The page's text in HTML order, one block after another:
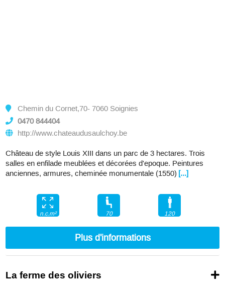
Chemin du Cornet,70- 7060 Soignies
0470 844404
http://www.chateaudusaulchoy.be
Château de style Louis XIII dans un parc de 3 hectares. Trois
salles en enfilade meublées et décorées d'epoque. Peintures
anciennes, armures, cheminée monumentale (1550) [...]
n.c.m² 70 120
Plus d'informations
La ferme des oliviers